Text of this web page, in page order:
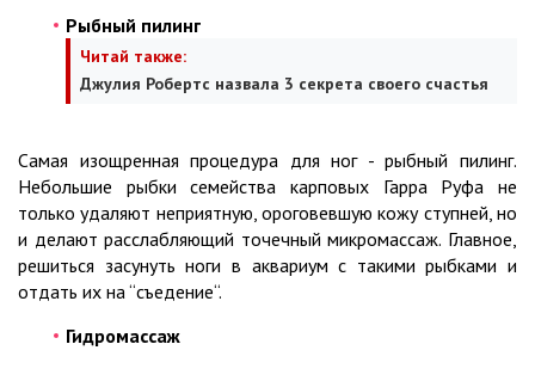
Рыбный пилинг
Читай также:
Джулия Робертс назвала 3 секрета своего счастья
Самая изощренная процедура для ног - рыбный пилинг.
Небольшие рыбки семейства карповых Гарра Руфа не
только удаляют неприятную, ороговевшую кожу ступней, но
и делают расслабляющий точечный микромассаж. Главное,
решиться засунуть ноги в аквариум с такими рыбками и
отдать их на “съедение“.
Гидромассаж